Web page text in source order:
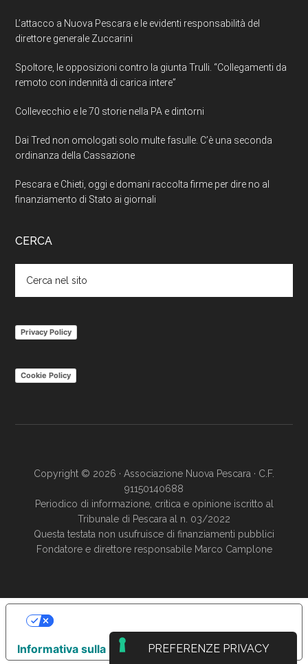
L’attacco a Nuova Pescara e le evidenti responsabilità del
direttore generale Zuccarini
Spoltore, le opposizioni contro la giunta Trulli. “Collegamenti da
remoto con indennità di carica intere”
Collevecchio e le 70 storie nella PA e dintorni
Dai Tred non omologati solo multe fasulle. C’è una seconda
ordinanza della Cassazione
Pescara e Chieti, oggi e domani raccolta firme per dire no al
finanziamento di Stato ai giornali
CERCA
nel
sito
Privacy Policy
Cookie Policy
Copyright © 2026 · Associazione Nuova Pescara · C.F.
91150140688
Periodico di informazione, critica e opinione iscritto al
Tribunale di Pescara al n. 03/2022
Questa testata non usufruisce di finanziamenti pubblici
Fondatore e direttore responsabile Marco Camplone
Informativa sulla raccolta